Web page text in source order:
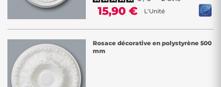
15,90 € L'Unité
Rosace décorative en polystyrène 500
mm